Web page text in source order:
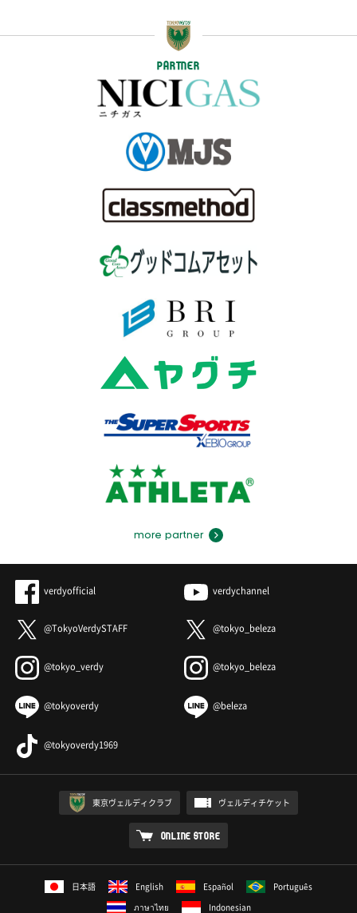
PARTNER
more partner
verdyofficial verdychannel
@TokyoVerdySTAFF @tokyo_beleza
@tokyo_verdy @tokyo_beleza
@tokyoverdy @beleza
@tokyoverdy1969
東京ヴェルディクラブ ヴェルディチケット
ONLINE STORE
日本語 English Español
Português
ภาษาไทย
Indonesian